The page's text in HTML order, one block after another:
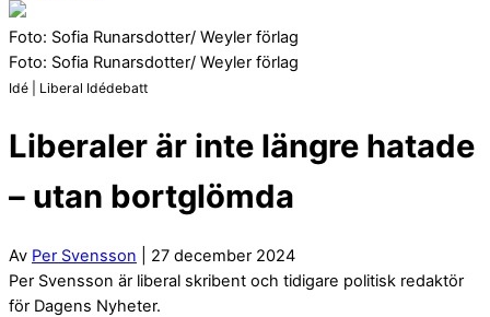
Foto: Sofia Runarsdotter/ Weyler förlag
Foto: Sofia Runarsdotter/ Weyler förlag
Idé | Liberal Idédebatt
Liberaler är inte längre hatade
– utan bortglömda
Av Per Svensson | 27 december 2024
Per Svensson är liberal skribent och tidigare politisk redaktör
för Dagens Nyheter.